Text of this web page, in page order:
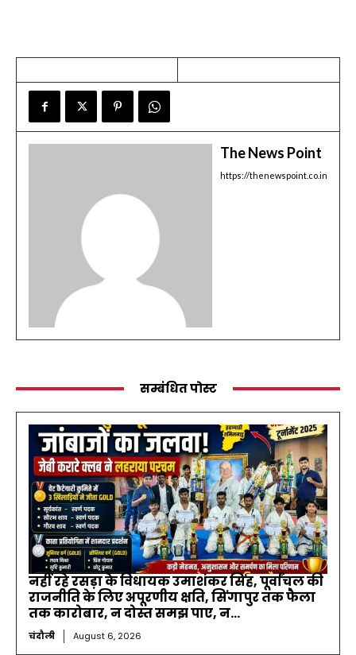
The News Point
https://thenewspoint.co.in
सम्बंधित पोस्ट
नहीं रहे रसड़ा के विधायक उमाशंकर सिंह, पूर्वांचल की
राजनीति के लिए अपूरणीय क्षति, सिंगापुर तक फैला
तक कारोबार, न दोस्त समझ पाए, न...
चंदौली August 6, 2026